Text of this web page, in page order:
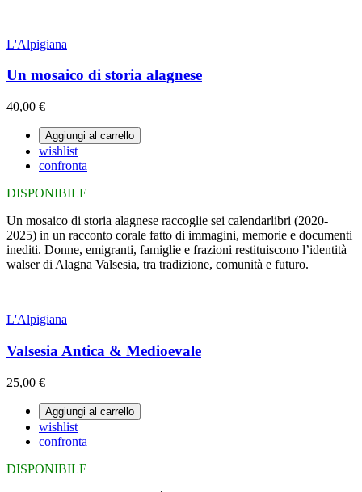
L'Alpigiana
Un mosaico di storia alagnese
40,00 €
Aggiungi al carrello
wishlist
confronta
DISPONIBILE
Un mosaico di storia alagnese raccoglie sei calendarlibri (2020-
2025) in un racconto corale fatto di immagini, memorie e documenti
inediti. Donne, emigranti, famiglie e frazioni restituiscono l’identità
walser di Alagna Valsesia, tra tradizione, comunità e futuro.
L'Alpigiana
Valsesia Antica & Medioevale
25,00 €
Aggiungi al carrello
wishlist
confronta
DISPONIBILE